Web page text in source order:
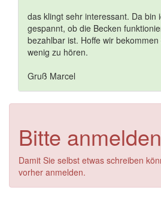
das klingt sehr interessant. Da bin
gespannt, ob die Becken
bezahlbar ist. Hoffe wir
wenig zu hören.
Gruß Marcel
Bitte anmelden
Damit Sie selbst etwas schreiben
vorher anmelden.